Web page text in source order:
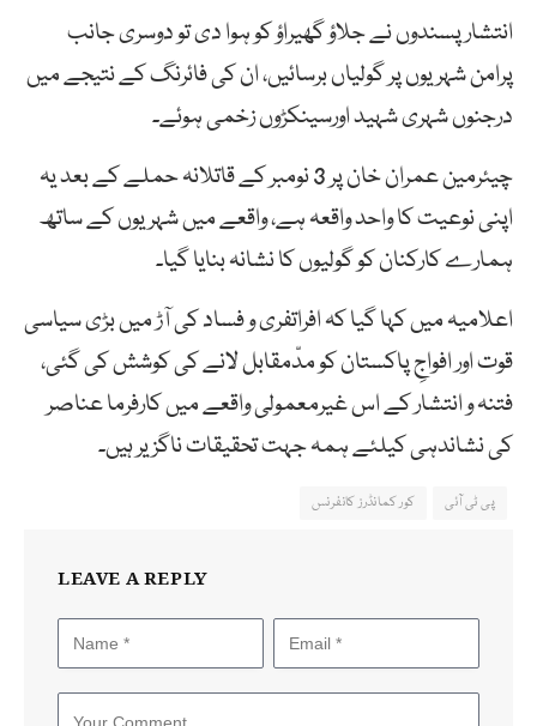
انتشار پسندوں نے جلاؤ گھیراؤ کو ہوا دی تو دوسری جانب
پرامن شہریوں پر گولیاں برسائیں، ان کی فائرنگ کے نتیجے میں
درجنوں شہری شہید اورسینکڑوں زخمی ہوئے۔
چیئرمین عمران خان پر 3 نومبر کے قاتلانہ حملے کے بعد یہ
اپنی نوعیت کا واحد واقعہ ہے، واقعے میں شہریوں کے ساتھ
ہمارے کارکنان کو گولیوں کا نشانہ بنایا گیا۔
اعلامیہ میں کہا گیا کہ افراتفری و فساد کی آڑ میں بڑی سیاسی
قوت اور افواجِ پاکستان کو مدّمقابل لانے کی کوشش کی گئی،
فتنہ و انتشار کے اس غیرمعمولی واقعے میں کارفرما عناصر
کی نشاندہی کیلئے ہمہ جہت تحقیقات ناگزیر ہیں۔
پی ٹی آئی کور کمانڈرز کانفرنس
LEAVE A REPLY